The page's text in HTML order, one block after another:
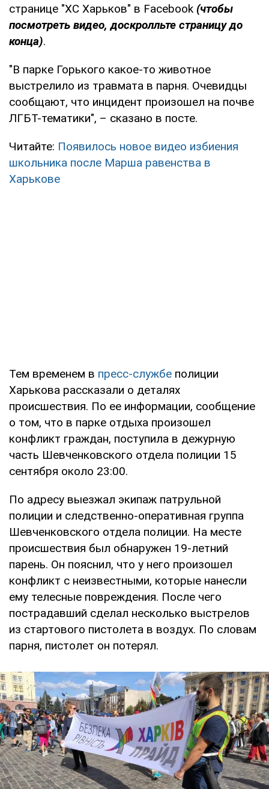
странице "ХС Харьков" в Facebook (чтобы
посмотреть видео, доскролльте страницу до
конца).
"В парке Горького какое-то животное
выстрелило из травмата в парня. Очевидцы
сообщают, что инцидент произошел на почве
ЛГБТ-тематики", – сказано в посте.
Читайте: Появилось новое видео избиения
школьника после Марша равенства в
Харькове
Тем временем в пресс-службе полиции
Харькова рассказали о деталях
происшествия. По ее информации, сообщение
о том, что в парке отдыха произошел
конфликт граждан, поступила в дежурную
часть Шевченковского отдела полиции 15
сентября около 23:00.
По адресу выезжал экипаж патрульной
полиции и следственно-оперативная группа
Шевченковского отдела полиции. На месте
происшествия был обнаружен 19-летний
парень. Он пояснил, что у него произошел
конфликт с неизвестными, которые нанесли
ему телесные повреждения. После чего
пострадавший сделал несколько выстрелов
из стартового пистолета в воздух. По словам
парня, пистолет он потерял.